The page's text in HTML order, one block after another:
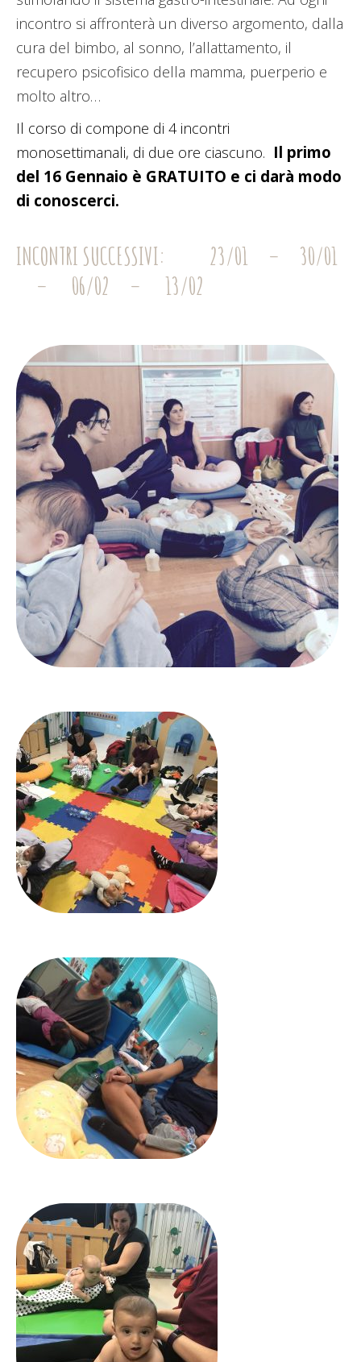
incontro si affronterà un diverso argomento, dalla
cura del bimbo, al sonno, l’allattamento, il
recupero psicofisico della mamma, puerperio e
molto altro…
Il corso di compone di 4 incontri
monosettimanali, di due ore ciascuno. Il primo
del 16 Gennaio è GRATUITO e ci darà modo
di conoscerci.
INCONTRI SUCCESSIVI: 23/01 – 30/01
– 06/02 – 13/02